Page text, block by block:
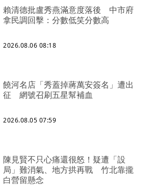
賴清德批盧秀燕滿意度落後 中市府
拿民調回擊：分數低笑分數高
2026.08.06 08:18
饒河名店「秀蓋掉蔣萬安簽名」遭出
征 網號召刷五星幫補血
2026.08.05 07:59
陳見賢不只心痛還很怒！疑遭「設
局」難消氣、地方拱再戰 竹北靠攏
白營留懸念